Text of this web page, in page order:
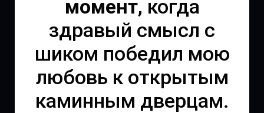
момент, когда
здравый смысл с
шиком победил мою
любовь к открытым
каминным дверцам.